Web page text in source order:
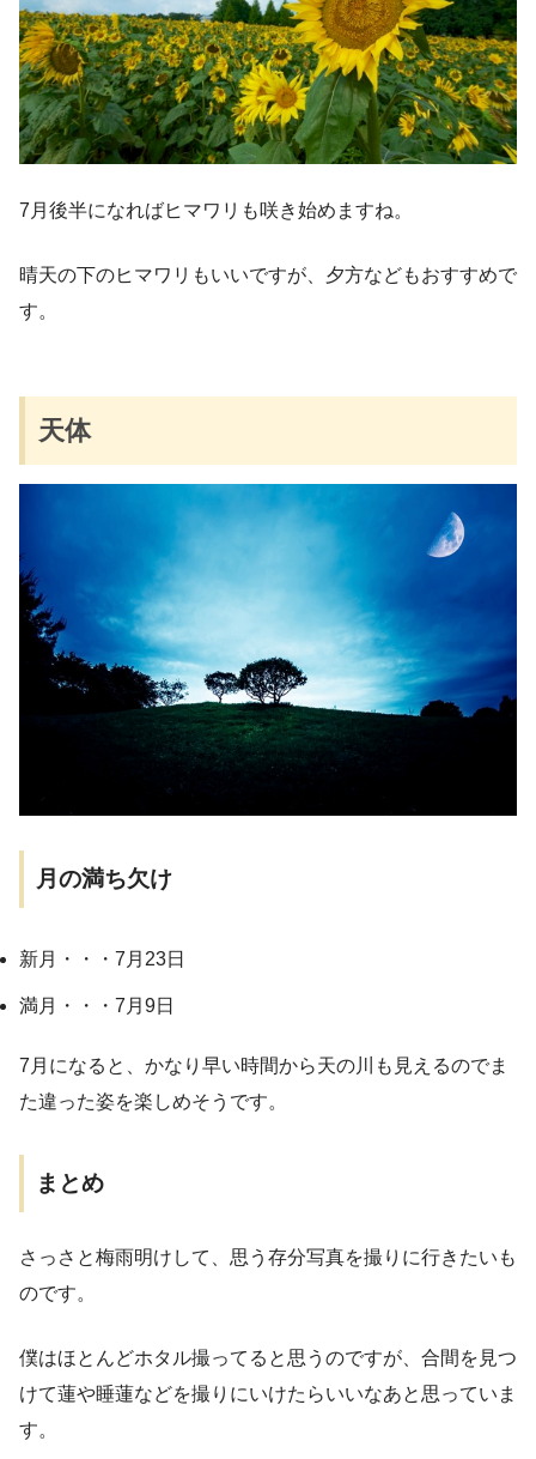
7月後半になればヒマワリも咲き始めますね。
晴天の下のヒマワリもいいですが、夕方などもおすすめで
す。
天体
月の満ち欠け
新月・・・7月23日
満月・・・7月9日
7月になると、かなり早い時間から天の川も見えるのでま
た違った姿を楽しめそうです。
まとめ
さっさと梅雨明けして、思う存分写真を撮りに行きたいも
のです。
僕はほとんどホタル撮ってると思うのですが、合間を見つ
けて蓮や睡蓮などを撮りにいけたらいいなあと思っていま
す。